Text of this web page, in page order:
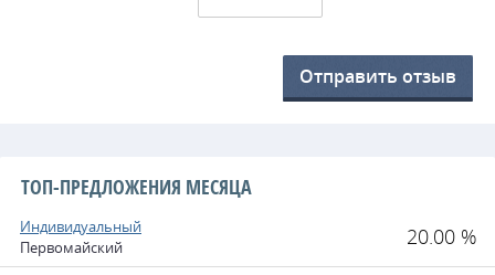
Отправить отзыв
ТОП-ПРЕДЛОЖЕНИЯ МЕСЯЦА
Индивидуальный
Первомайский
20.00 %